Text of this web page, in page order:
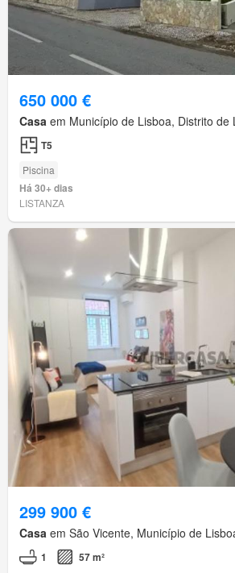
650 000 €
Casa em Município de Lisboa, Distrito de
T5
Piscina
Há 30+ dias
LISTANZA
299 900 €
Casa em São Vicente, Município de
1 57 m²